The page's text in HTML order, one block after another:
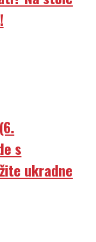
s
ukradne